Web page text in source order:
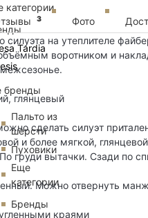
категории
Tardia
бренды
Пальто из
шерсти
Пуховики
Еще
категории
Бренды
3 Фото
силуэта на утеплителе
воротником и
глянцевый
сделать силуэт
и более мягкой,
груди вытачки. Сзади по
Можно отвернуть
краями